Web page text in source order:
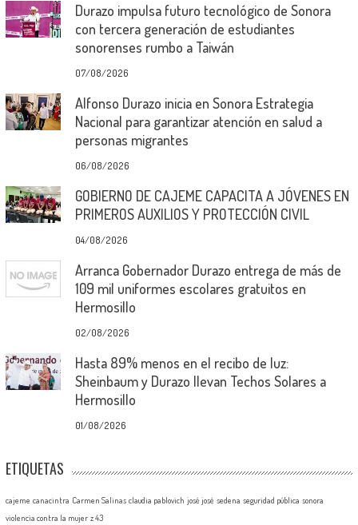
Durazo impulsa futuro tecnológico de Sonora
con tercera generación de estudiantes
sonorenses rumbo a Taiwán
07/08/2026
Alfonso Durazo inicia en Sonora Estrategia
Nacional para garantizar atención en salud a
personas migrantes
06/08/2026
GOBIERNO DE CAJEME CAPACITA A JÓVENES EN
PRIMEROS AUXILIOS Y PROTECCIÓN CIVIL
04/08/2026
Arranca Gobernador Durazo entrega de más de
109 mil uniformes escolares gratuitos en
Hermosillo
02/08/2026
Hasta 89% menos en el recibo de luz:
Sheinbaum y Durazo llevan Techos Solares a
Hermosillo
01/08/2026
ETIQUETAS
cajeme canacintra Carmen Salinas claudia pablovich josé josé sedena seguridad pública sonora
violencia contra la mujer z 43